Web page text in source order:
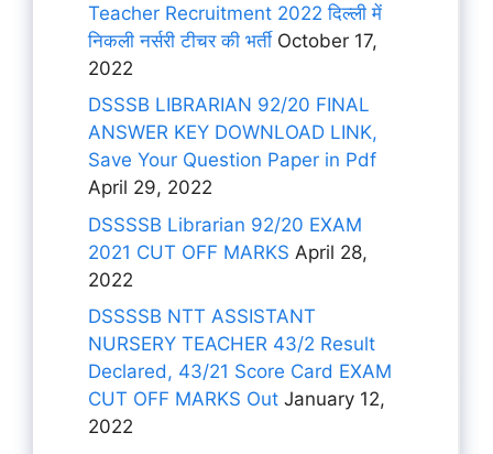
Teacher Recruitment 2022 दिल्ली में
निकली नर्सरी टीचर की भर्ती October 17,
2022
DSSSB LIBRARIAN 92/20 FINAL
ANSWER KEY DOWNLOAD LINK,
Save Your Question Paper in Pdf
April 29, 2022
DSSSSB Librarian 92/20 EXAM
2021 CUT OFF MARKS April 28,
2022
DSSSSB NTT ASSISTANT
NURSERY TEACHER 43/2 Result
Declared, 43/21 Score Card EXAM
CUT OFF MARKS Out January 12,
2022